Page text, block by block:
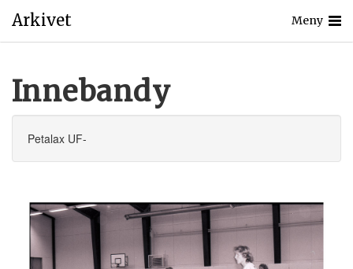
Arkivet Meny
Innebandy
Petalax UF-